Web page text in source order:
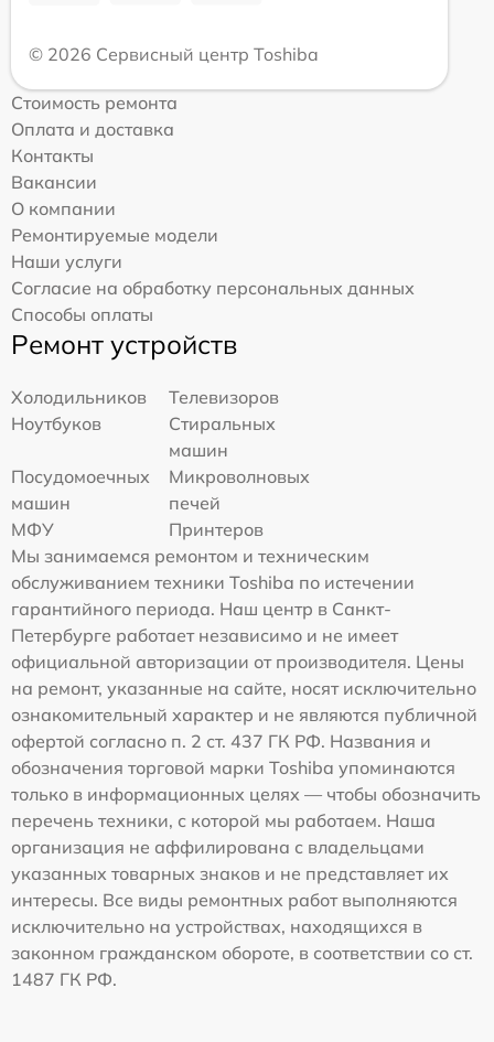
© 2026 Сервисный центр Toshiba
Стоимость ремонта
Оплата и доставка
Контакты
Вакансии
О компании
Ремонтируемые модели
Наши услуги
Согласие на обработку персональных данных
Способы оплаты
Ремонт устройств
Холодильников
Телевизоров
Ноутбуков
Стиральных
машин
Посудомоечных
машин
Микроволновых
печей
МФУ
Принтеров
Мы занимаемся ремонтом и техническим
обслуживанием техники Toshiba по истечении
гарантийного периода. Наш центр в Санкт-
Петербурге работает независимо и не имеет
официальной авторизации от производителя. Цены
на ремонт, указанные на сайте, носят исключительно
ознакомительный характер и не являются публичной
офертой согласно п. 2 ст. 437 ГК РФ. Названия и
обозначения торговой марки Toshiba упоминаются
только в информационных целях — чтобы обозначить
перечень техники, с которой мы работаем. Наша
организация не аффилирована с владельцами
указанных товарных знаков и не представляет их
интересы. Все виды ремонтных работ выполняются
исключительно на устройствах, находящихся в
законном гражданском обороте, в соответствии со ст.
1487 ГК РФ.